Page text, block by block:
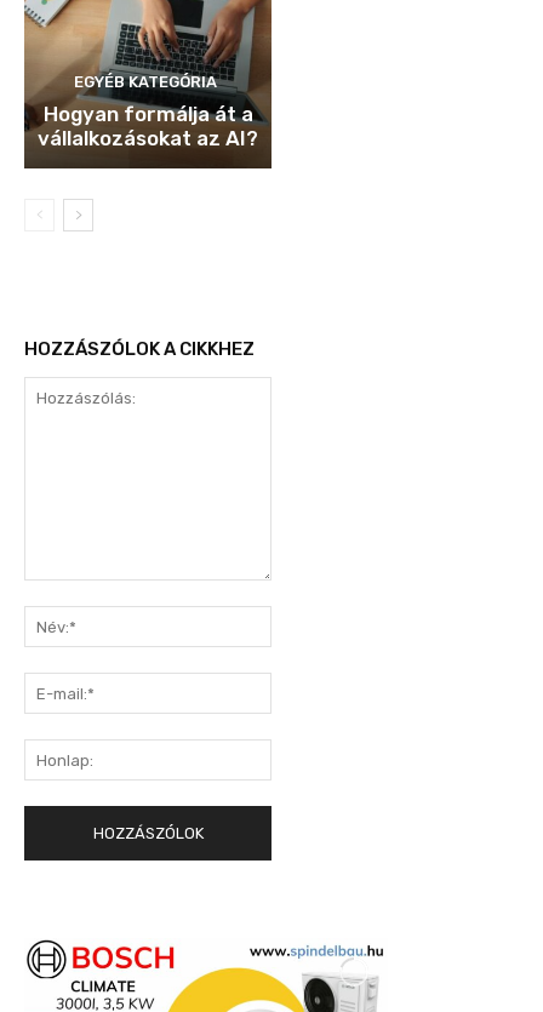
EGYÉB KATEGÓRIA
Hogyan formálja át a
vállalkozásokat az AI?
HOZZÁSZÓLOK A CIKKHEZ
mail:*